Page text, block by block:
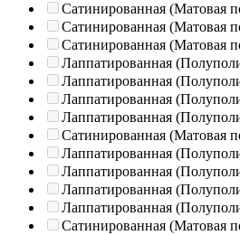
Сатинированная (Матовая
Сатинированная (Матовая
Сатинированная (Матовая
Лаппатированная
Лаппатированная
Лаппатированная
Лаппатированная
Сатинированная (Матовая
Лаппатированная
Лаппатированная
Лаппатированная
Лаппатированная
Сатинированная (Матовая